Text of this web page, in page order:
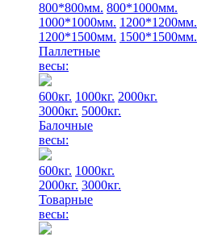
800*800мм. 800*1000мм.
1000*1000мм. 1200*1200мм.
1200*1500мм. 1500*1500мм.
Паллетные
весы:
600кг. 1000кг. 2000кг.
3000кг. 5000кг.
Балочные
весы:
600кг. 1000кг.
2000кг. 3000кг.
Товарные
весы: